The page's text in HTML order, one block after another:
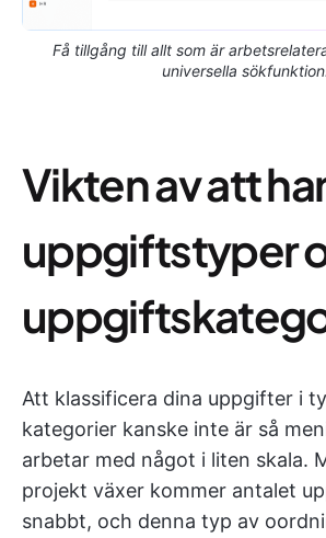
Få tillgång till allt som är
universella sökfunktion.
Vikten av att
uppgiftstyper
Att klassificera dina uppgifter i
kategorier kanske inte är så
arbetar med något i liten skala.
projekt växer kommer antalet
snabbt, och denna typ av